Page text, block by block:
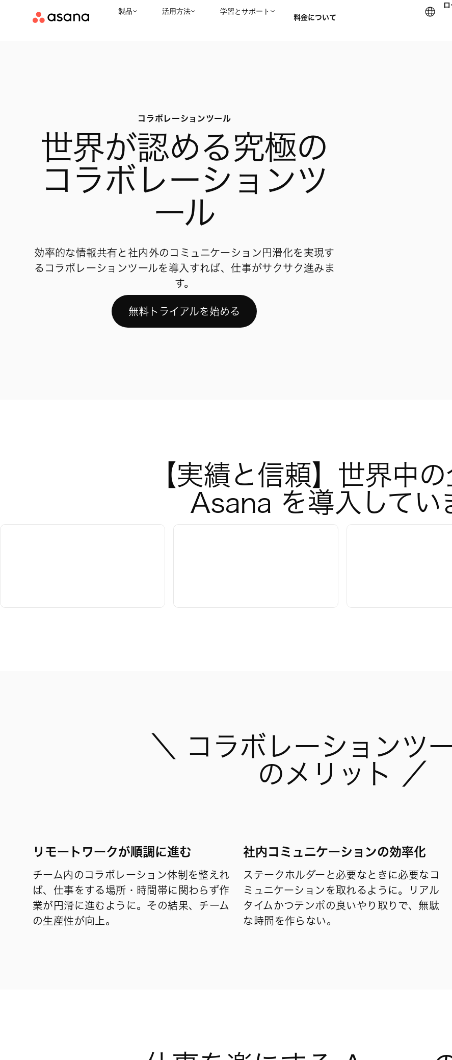
製品 活用方法 学習とサポート
料金について
コラボレーションツール
世界が認める究極の
コラボレーションツ
ール
効率的な情報共有と社内外のコミュニケーション円滑化を実現す
るコラボレーションツールを導入すれば、仕事がサクサク進みま
す。
無料トライアルを始める
【実績と信頼】世界中
Asana を導入してい
＼ コラボレーションツ
のメリット ／
リモートワークが順調に進む
チーム内のコラボレーション体制を整えれ
ば、仕事をする場所・時間帯に関わらず作
業が円滑に進むように。その結果、チーム
の生産性が向上。
社内コミュニケーションの効率化
ステークホルダーと必要なときに必要なコ
ミュニケーションを取れるように。リアル
タイムかつテンポの良いやり取りで、無駄
な時間を作らない。